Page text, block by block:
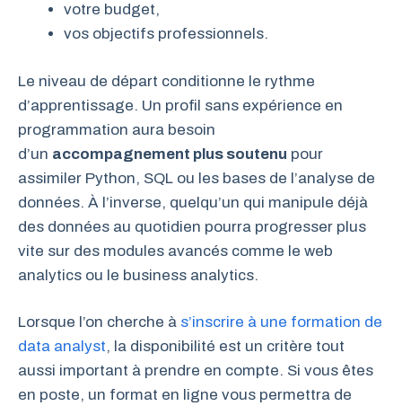
votre budget,
vos objectifs professionnels.
Le niveau de départ conditionne le rythme
d’apprentissage. Un profil sans expérience en
programmation aura besoin
d’un accompagnement plus soutenu pour
assimiler Python, SQL ou les bases de l’analyse de
données. À l’inverse, quelqu’un qui manipule déjà
des données au quotidien pourra progresser plus
vite sur des modules avancés comme le web
analytics ou le business analytics.
Lorsque l’on cherche à s’inscrire à une formation de
data analyst, la disponibilité est un critère tout
aussi important à prendre en compte. Si vous êtes
en poste, un format en ligne vous permettra de